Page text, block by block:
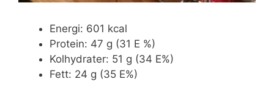
Energi: 601 kcal
Protein: 47 g (31 E %)
Kolhydrater: 51 g (34 E%)
Fett: 24 g (35 E%)